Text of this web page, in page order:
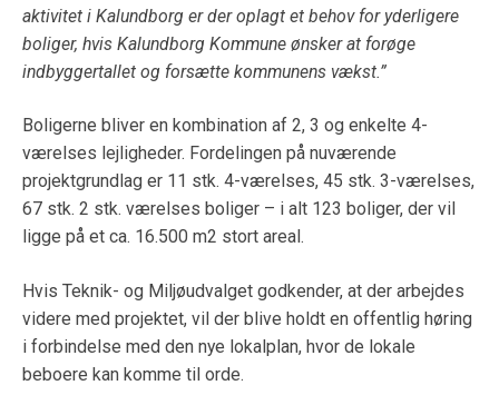
aktivitet i Kalundborg er der oplagt et behov for yderligere
boliger, hvis Kalundborg Kommune ønsker at forøge
indbyggertallet og forsætte kommunens vækst.”
Boligerne bliver en kombination af 2, 3 og enkelte 4-
værelses lejligheder. Fordelingen på nuværende
projektgrundlag er 11 stk. 4-værelses, 45 stk. 3-værelses,
67 stk. 2 stk. værelses boliger – i alt 123 boliger, der vil
ligge på et ca. 16.500 m2 stort areal.
Hvis Teknik- og Miljøudvalget godkender, at der arbejdes
videre med projektet, vil der blive holdt en offentlig høring
i forbindelse med den nye lokalplan, hvor de lokale
beboere kan komme til orde.